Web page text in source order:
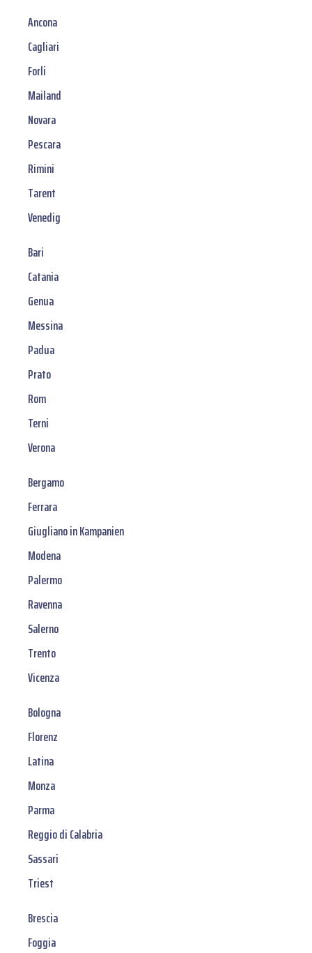
Ancona
Cagliari
Forli
Mailand
Novara
Pescara
Rimini
Tarent
Venedig
Bari
Catania
Genua
Messina
Padua
Prato
Rom
Terni
Verona
Bergamo
Ferrara
Giugliano in Kampanien
Modena
Palermo
Ravenna
Salerno
Trento
Vicenza
Bologna
Florenz
Latina
Monza
Parma
Reggio di Calabria
Sassari
Triest
Brescia
Foggia